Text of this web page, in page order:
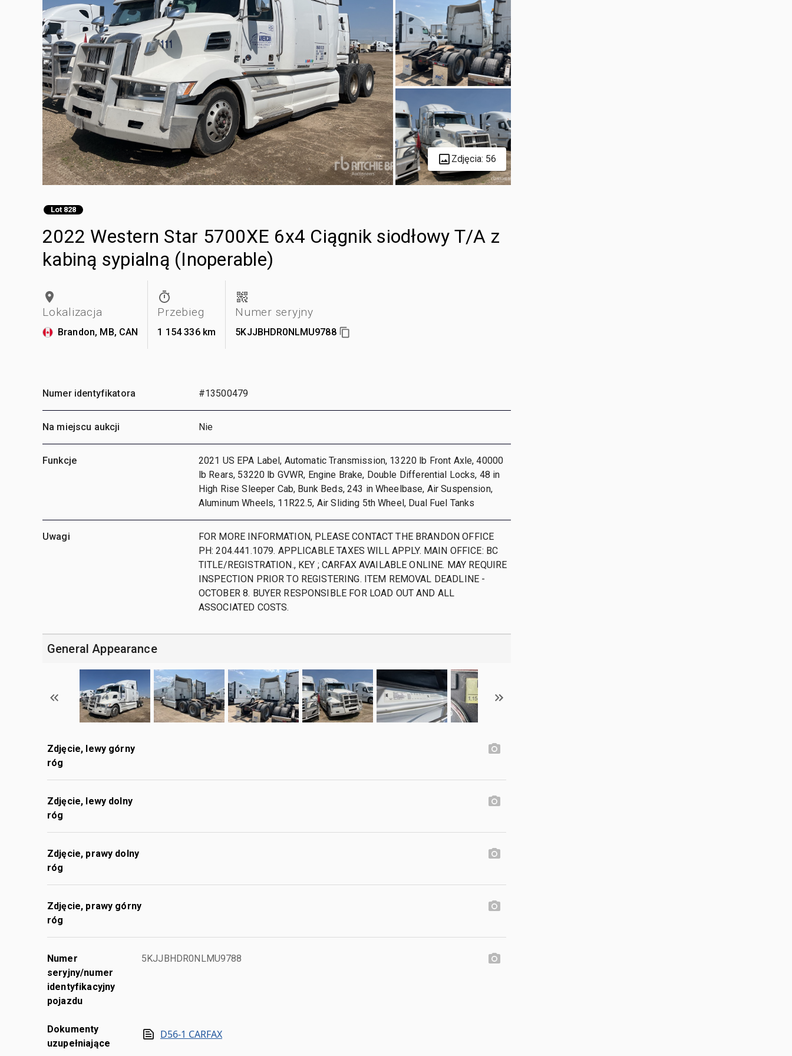
Zdjęcia: 56
Lot 828
2022 Western Star 5700XE 6x4 Ciągnik siodłowy T/A z
kabiną sypialną (Inoperable)
Lokalizacja
Brandon, MB, CAN
Przebieg
1 154 336 km
Numer seryjny
5KJJBHDR0NLMU9788
Numer identyfikatora #13500479
Na miejscu aukcji Nie
Funkcje
2021 US EPA Label, Automatic Transmission, 13220 lb Front Axle, 40000
lb Rears, 53220 lb GVWR, Engine Brake, Double Differential Locks, 48 in
High Rise Sleeper Cab, Bunk Beds, 243 in Wheelbase, Air Suspension,
Aluminum Wheels, 11R22.5, Air Sliding 5th Wheel, Dual Fuel Tanks
Uwagi
FOR MORE INFORMATION, PLEASE CONTACT THE BRANDON OFFICE
PH: 204.441.1079. APPLICABLE TAXES WILL APPLY. MAIN OFFICE: BC
TITLE/REGISTRATION., KEY ; CARFAX AVAILABLE ONLINE. MAY REQUIRE
INSPECTION PRIOR TO REGISTERING. ITEM REMOVAL DEADLINE -
OCTOBER 8. BUYER RESPONSIBLE FOR LOAD OUT AND ALL
ASSOCIATED COSTS.
General Appearance
Zdjęcie, lewy górny
róg
Zdjęcie, lewy dolny
róg
Zdjęcie, prawy dolny
róg
Zdjęcie, prawy górny
róg
Numer
seryjny/numer
identyfikacyjny
pojazdu
5KJJBHDR0NLMU9788
Dokumenty
uzupełniające
D56-1 CARFAX